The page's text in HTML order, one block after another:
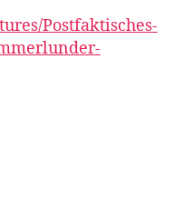
Postfaktisches-